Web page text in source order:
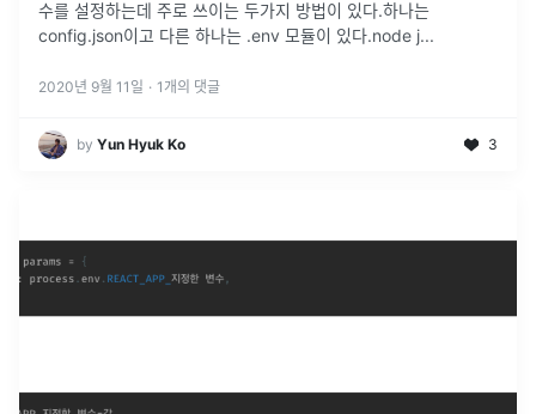
수를 설정하는데 주로 쓰이는 두가지 방법이 있다.하나는
config.json이고 다른 하나는 .env 모듈이 있다.node j...
2020년 9월 11일 · 1 개의 댓글
by Yun Hyuk Ko 3